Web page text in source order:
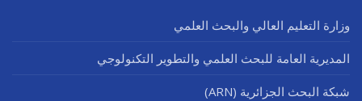
وزارة التعليم العالي والبحث العلمي
المديرية العامة للبحث العلمي والتطوير التكنولوجي
شبكة البحث الجزائرية (ARN)